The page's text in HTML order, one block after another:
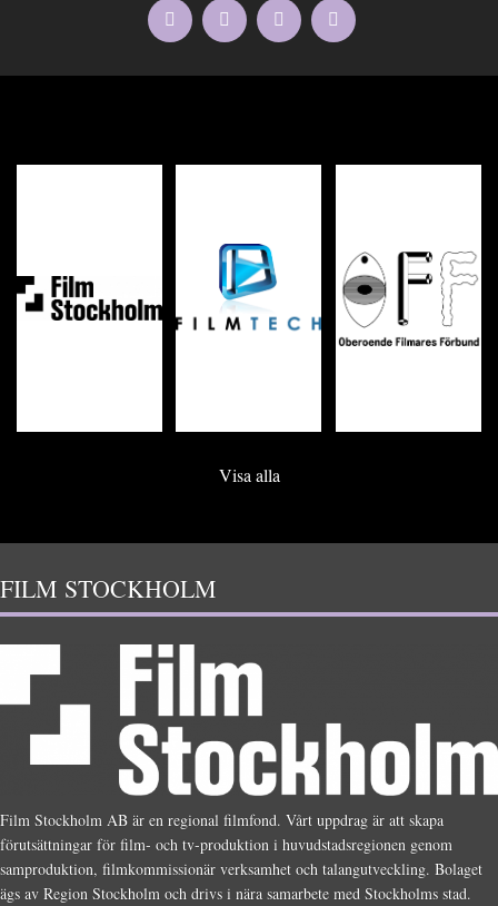
Visa alla
FILM STOCKHOLM
Film Stockholm AB är en regional filmfond. Vårt uppdrag är att skapa
förutsättningar för film- och tv-produktion i huvudstadsregionen genom
samproduktion, filmkommissionär verksamhet och talangutveckling. Bolaget
ägs av Region Stockholm och drivs i nära samarbete med Stockholms stad.